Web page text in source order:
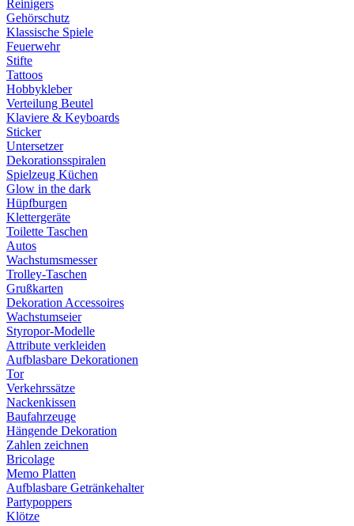
Reinigers
Gehörschutz
Klassische Spiele
Feuerwehr
Stifte
Tattoos
Hobbykleber
Verteilung Beutel
Klaviere & Keyboards
Sticker
Untersetzer
Dekorationsspiralen
Spielzeug Küchen
Glow in the dark
Hüpfburgen
Klettergeräte
Toilette Taschen
Autos
Wachstumsmesser
Trolley-Taschen
Grußkarten
Dekoration Accessoires
Wachstumseier
Styropor-Modelle
Attribute verkleiden
Aufblasbare Dekorationen
Tor
Verkehrssätze
Nackenkissen
Baufahrzeuge
Hängende Dekoration
Zahlen zeichnen
Bricolage
Memo Platten
Aufblasbare Getränkehalter
Partypoppers
Klötze